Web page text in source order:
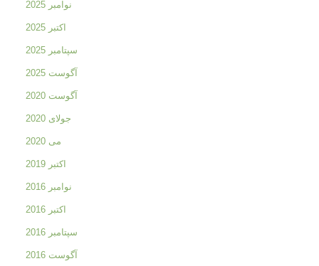
نوامبر 2025
اکتبر 2025
سپتامبر 2025
آگوست 2025
آگوست 2020
جولای 2020
می 2020
اکتبر 2019
نوامبر 2016
اکتبر 2016
سپتامبر 2016
آگوست 2016